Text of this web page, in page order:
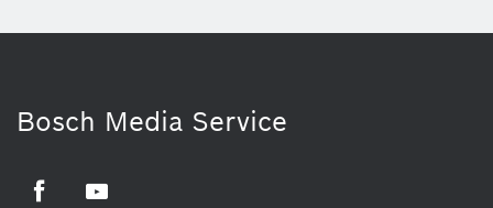
Bosch Media Service